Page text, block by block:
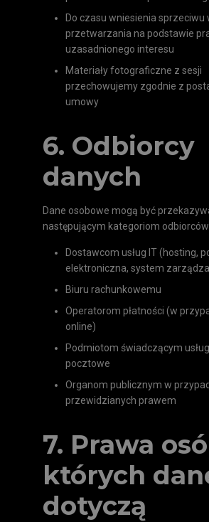
Do czasu wniesienia sprzeciwu
przetwarzania na podstawie
uzasadnionego interesu
Materiały fotograficzne z sesji
przechowujemy zgodnie z
umowy
6. Odbiorcy
danych
Dane osobowe mogą być
następującym kategoriom
Dostawcom usług IT (hosting,
elektroniczna, system
Biuru rachunkowemu
Operatorom płatności (w
online)
Podmiotom świadczącym
pocztowe
Organom publicznym w
przewidzianych prawem
7. Prawa
których
dotyczą